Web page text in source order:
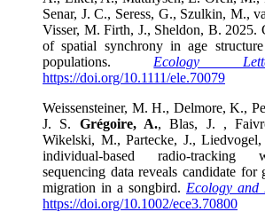
Senar, J. C., Seress, G., Szulkin, M.,
Visser, M. Firth, J., Sheldon, B. 2025.
of spatial synchrony in age
populations. Ecology
https://doi.org/10.1111/ele.70079
Weissensteiner, M. H., Delmore, K.,
J. S. Grégoire, A., Blas, J. ,
Wikelski, M., Partecke, J.,
individual-based radio-tracking
sequencing data reveals candidate for
migration in a songbird. Ecology and
https://doi.org/10.1002/ece3.70800